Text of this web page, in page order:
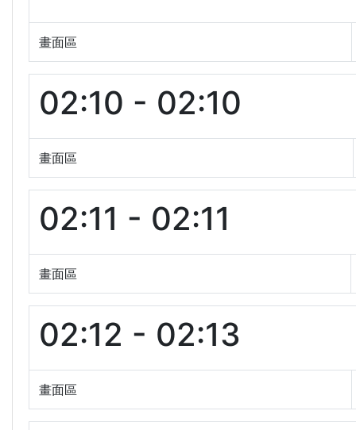
畫面區
02:10 - 02:10
畫面區
02:11 - 02:11
畫面區
02:12 - 02:13
畫面區